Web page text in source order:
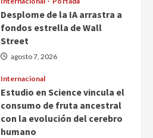
Desplome de la IA arrastra a
fondos estrella de Wall
Street
agosto 7, 2026
Internacional
Estudio en Science vincula el
consumo de fruta ancestral
con la evolución del cerebro
humano